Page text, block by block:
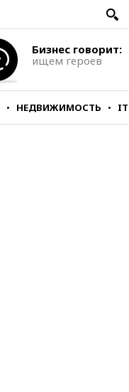
Бизнес говорит:
ищем героев
НЕДВИЖИМОСТЬ IT